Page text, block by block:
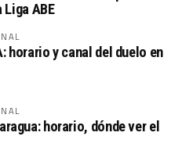
ABE
horario y canal del duelo en
horario, dónde ver el